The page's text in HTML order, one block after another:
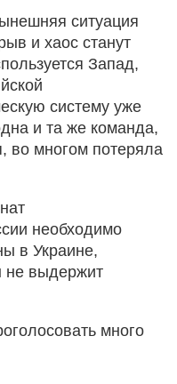
ситуация
и хаос станут
Запад,
систему уже
и та же команда,
во многом потеряла
необходимо
в Украине,
не выдержит
много